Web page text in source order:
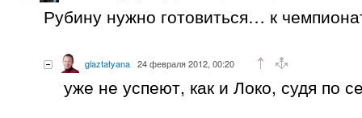
Рубину нужно готовиться… к
glaztatyana 24 февраля 2012, 00:20
уже не успеют, как и Локо, судя по